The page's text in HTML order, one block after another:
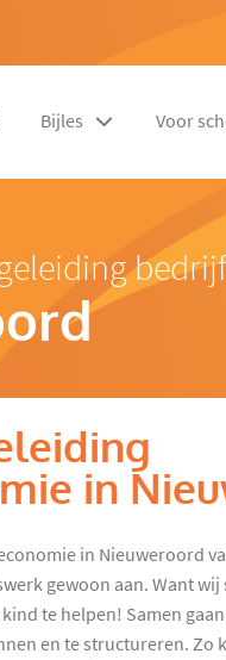
Bijles Voor
in
in Nieuweroord
gewoon aan. Want
te helpen! Samen
en te structureren. Zo